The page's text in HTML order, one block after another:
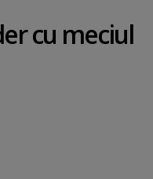
cu meciul